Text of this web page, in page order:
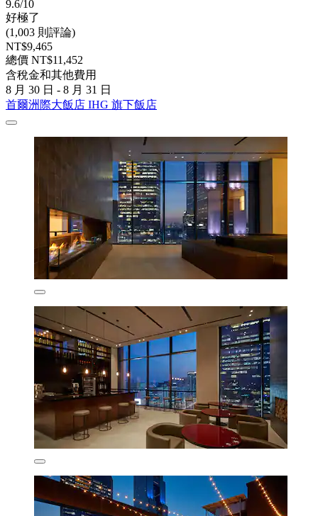
9.6/10
好極了
(1,003 則評論)
NT$9,465
總價 NT$11,452
含稅金和其他費用
8 月 30 日 - 8 月 31 日
首爾洲際大飯店 IHG 旗下飯店